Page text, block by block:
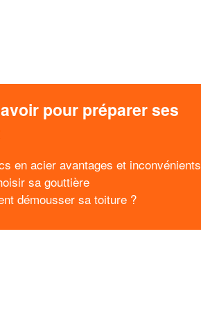
pour préparer ses
en acier avantages et inconvénients
sa gouttière
démousser sa toiture ?